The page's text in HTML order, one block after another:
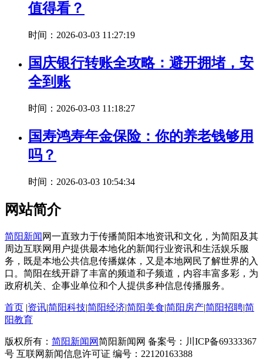
值得看？
时间：2026-03-03 11:27:19
国庆银行转账全攻略：避开拥堵，安
全到账
时间：2026-03-03 11:18:27
国寿鸿寿年金保险：你的养老钱够用
吗？
时间：2026-03-03 10:54:34
网站简介
简阳新闻 网一直致力于传播简阳本地资讯和文化，为简阳及其
周边互联网用户提供最本地化的新闻行业资讯和生活娱乐服
务，既是本地公共信息传播媒体，又是本地网民了解世界的入
口。简阳在线开辟了丰富的频道和子频道，内容丰富多彩，为
政府机关、企事业单位和个人提供多种信息传播服务。
首页 |资讯|简阳科技|简阳经济|简阳美食|简阳房产|简阳招聘|简
阳教育
版权所有： 简阳新闻网简阳新闻网 备案号：川ICP备69333367
号 互联网新闻信息许可证 编号：22120163388